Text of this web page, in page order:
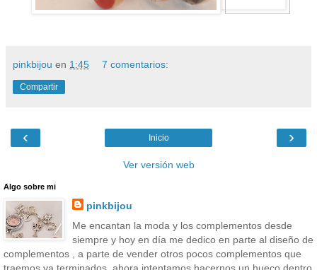
pinkbijou en 1:45 7 comentarios:
Compartir
‹ ›
Inicio
Ver versión web
Algo sobre mi
pinkbijou
Me encantan la moda y los complementos desde
siempre y hoy en día me dedico en parte al diseño de
complementos , a parte de vender otros pocos complementos que
traemos ya terminados, ahora intentamos hacernos un hueco dentro